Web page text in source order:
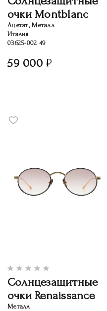
очки Montblanc
Ацетат, Металл
Италия
0362S-002 49
59 000
Солнцезащитные
очки Renaissance
Металл